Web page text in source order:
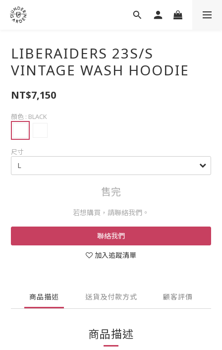
LIBERAIDERS 23S/S
VINTAGE WASH HOODIE
NT$7,150
顏色 : BLACK
尺寸
售完
若想購買，請聯絡我們。
聯絡我們
加入追蹤清單
商品描述 送貨及付款方式 顧客評價
商品描述